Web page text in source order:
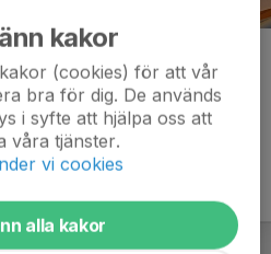
kakor
(cookies) för att vår
bra för dig. De används
i syfte att hjälpa oss att
våra tjänster.
vi cookies
alla kakor